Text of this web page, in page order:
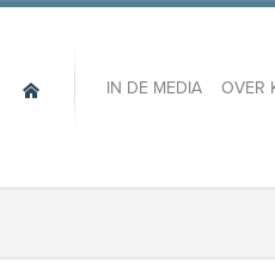
IN DE MEDIA OVER